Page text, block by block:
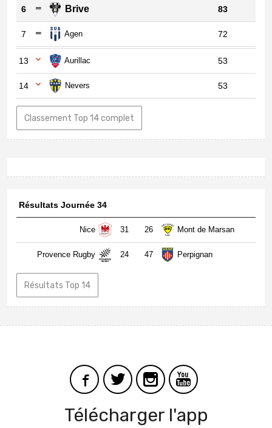
6 Brive 83
7 Agen 72
13 Aurillac 53
14 Nevers 53
Classement Top 14 complet
Résultats Journée 34
Nice 31 26 Mont de Marsan
Provence Rugby 24 47 Perpignan
Résultats Top 14
Télécharger l'app